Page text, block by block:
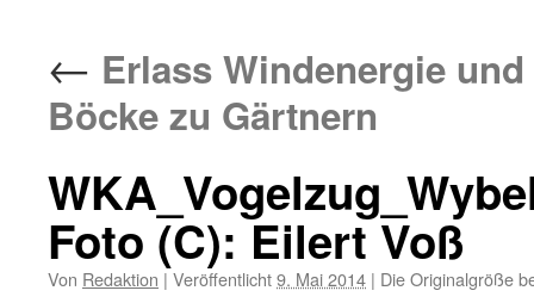
← Erlass Windenergie
Böcke zu Gärtnern
Foto (C): Eilert Voß
Von Redaktion | Veröffentlicht9. Mai 2014 | Die Originalgröße